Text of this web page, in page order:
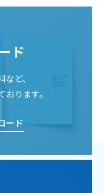
ド
ど、
ります。
ード